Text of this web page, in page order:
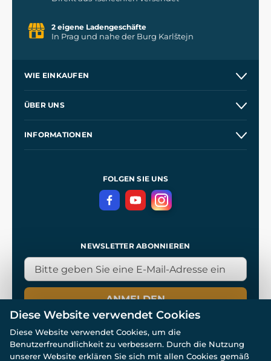
2 eigene Ladengeschäfte
In Prag und nahe der Burg Karlštejn
WIE EINKAUFEN
Kontakt
ÜBER UNS
INFORMATIONEN
DatenschutzerklärungFOLGEN SIE UNS
NEWSLETTER ABONNIEREN
ANMELDEN
Diese Website verwendet Cookies
Diese Website verwendet Cookies, um die
Benutzerfreundlichkeit zu verbessern. Durch die Nutzung
unserer Website erklären Sie sich mit allen Cookies gemäß